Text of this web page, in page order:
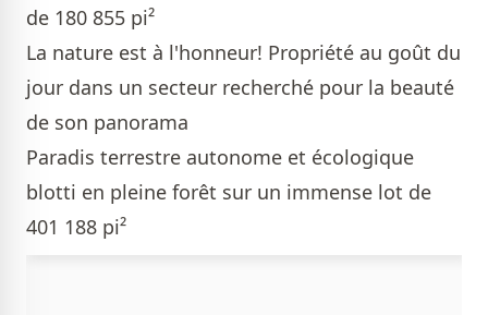
de 180 855 pi²
La nature est à l'honneur! Propriété au goût du
jour dans un secteur recherché pour la beauté
de son panorama
Paradis terrestre autonome et écologique
blotti en pleine forêt sur un immense lot de
401 188 pi²